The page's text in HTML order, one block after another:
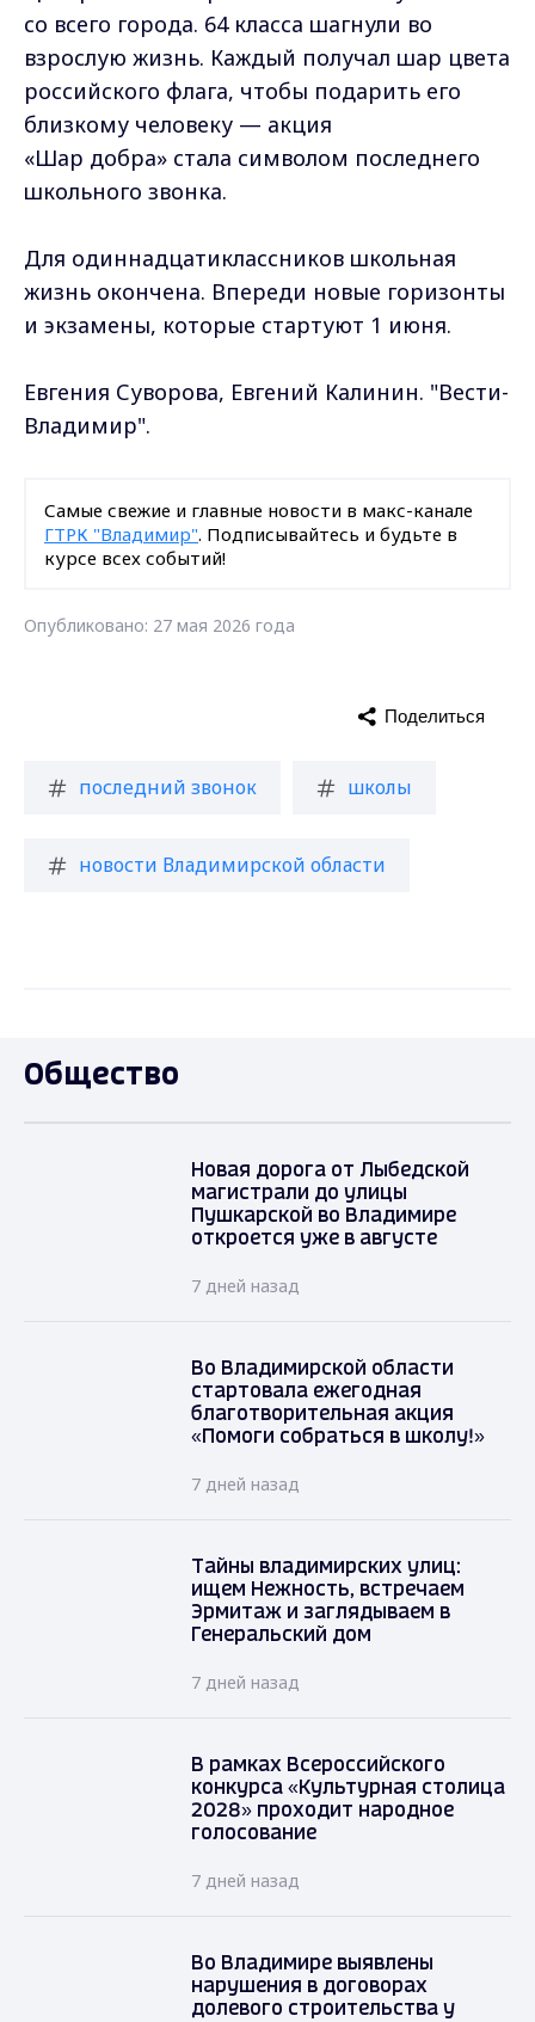
со всего города. 64 класса шагнули во
взрослую жизнь. Каждый получал шар цвета
российского флага, чтобы подарить его
близкому человеку — акция
«Шар добра» стала символом последнего
школьного звонка.
Для одиннадцатиклассников школьная
жизнь окончена. Впереди новые горизонты
и экзамены, которые стартуют 1 июня.
Евгения Суворова, Евгений Калинин. "Вести-
Владимир".
Самые свежие и главные новости в макс-канале
ГТРК "Владимир". Подписывайтесь и будьте в
курсе всех событий!
Опубликовано: 27 мая 2026 года
последний звонок школы
новости Владимирской области
Поделиться
Общество
Новая дорога от Лыбедской
магистрали до улицы
Пушкарской во Владимире
откроется уже в августе
7 дней назад
Во Владимирской области
стартовала ежегодная
благотворительная акция
«Помоги собраться в школу!»
7 дней назад
Тайны владимирских улиц:
ищем Нежность, встречаем
Эрмитаж и заглядываем в
Генеральский дом
7 дней назад
В рамках Всероссийского
конкурса «Культурная столица
2028» проходит народное
голосование
7 дней назад
Во Владимире выявлены
нарушения в договорах
долевого строительства у